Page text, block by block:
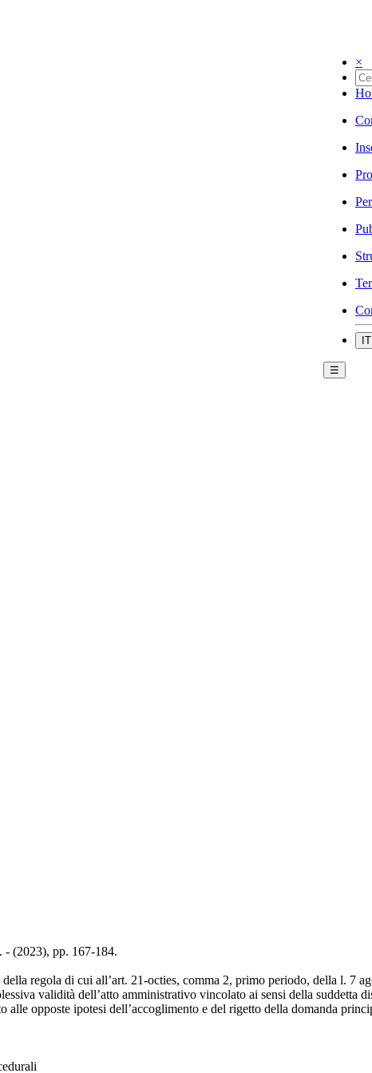
×
IT
☰
- (2023), pp. 167-184.
regola di cui all’art. 21-octies, comma 2, primo periodo, della l. 7
validità dell’atto amministrativo vincolato ai sensi della suddetta
opposte ipotesi dell’accoglimento e del rigetto della domanda